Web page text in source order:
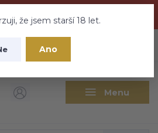
najdete vše a ještě mnohem víc
že jsem starší 18 let.
Ano
Menu
CZK